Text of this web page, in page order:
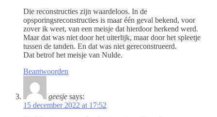
Die reconstructies zijn waardeloos. In de
opsporingsreconstructies is maar één geval bekend, voor
zover ik weet, van een meisje dat hierdoor herkend werd.
Maar dat was niet door het uiterlijk, maar door het spleetje
tussen de tanden. En dat was niet gereconstrueerd.
Dat betrof het meisje van Nulde.
Beantwoorden
geesje says:
15 december 2022 at 17:52